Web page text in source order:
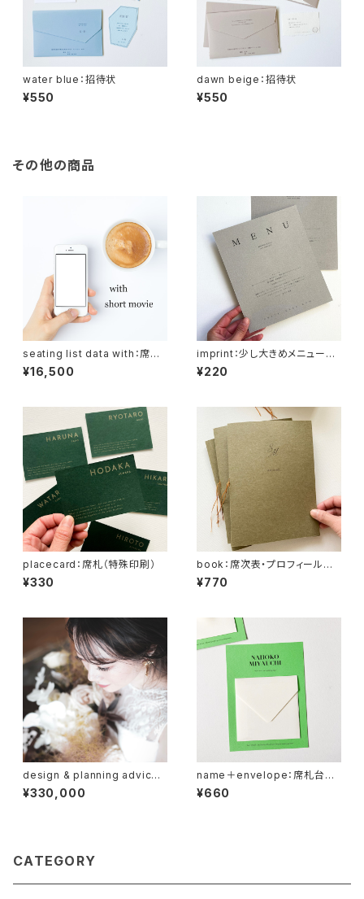
water blue：招待状
¥550
dawn beige：招待状
¥550
その他の商品
seating list data with：席次
データ＋ショートムービー
¥16,500
imprint：少し大きめメニューカ
ード
¥220
placecard：席札（特殊印刷）
¥330
book：席次表・プロフィールブッ
ク
¥770
design & planning advice：
セカンドオピニオン
¥330,000
name＋envelope：席札台紙
＋封筒, メッセージカード
¥660
CATEGORY